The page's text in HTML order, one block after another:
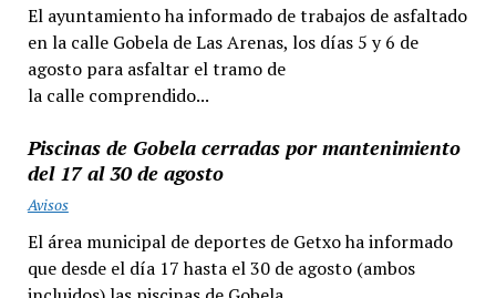
El ayuntamiento ha informado de trabajos de asfaltado
en la calle Gobela de Las Arenas, los días 5 y 6 de
agosto para asfaltar el tramo de
la calle comprendido...
Piscinas de Gobela cerradas por mantenimiento
del 17 al 30 de agosto
Avisos
El área municipal de deportes de Getxo ha informado
que desde el día 17 hasta el 30 de agosto (ambos